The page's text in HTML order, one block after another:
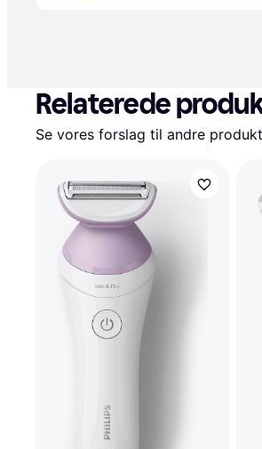
Relaterede
Se vores forslag til andre